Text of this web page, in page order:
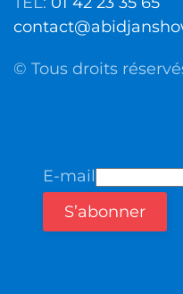
© Tous droits
E-mail
S’abonner